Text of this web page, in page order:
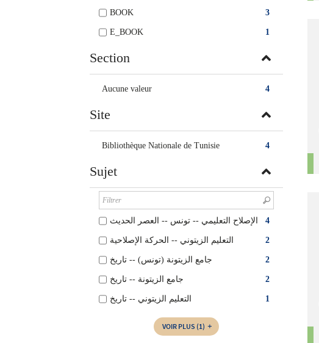
3
BOOK
1
E_BOOK
Section
4
Aucune valeur
Site
4
Bibliothèque Nationale de Tunisie
Sujet
4 الإصلاح التعليمي -- تونس‏ -- ‏العصر الحديث
2 التعليم الزيتوني‏‏ -- ‏الحركة الإصلاحية
2 جامع الزيتونة (تونس) -- تاريخ‏
2 جامع الزيتونة -- تاريخ
1 التعليم الزيتوني‏ -- ‏تاريخ
VOIR PLUS (1)